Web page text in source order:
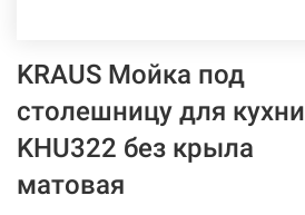
KRAUS Мойка под
столешницу для кухни
KHU322 без крыла
матовая